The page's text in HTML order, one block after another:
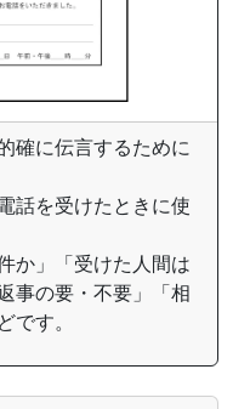
確に伝言するために
話を受けたときに使
か」「受けた人間は
事の要・不要」「相
す。